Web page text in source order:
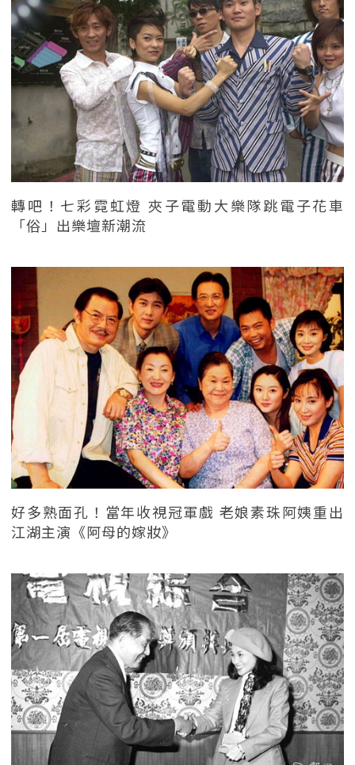
轉吧！七彩霓虹燈 夾子電動大樂隊跳電子花車
「俗」出樂壇新潮流
好多熟面孔！當年收視冠軍戲 老娘素珠阿姨重出
江湖主演《阿母的嫁妝》